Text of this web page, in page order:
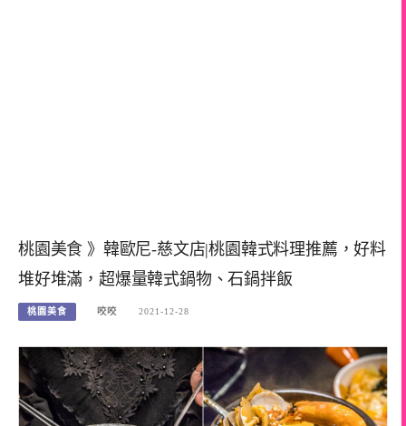
桃園美食 》韓歐尼-慈文店|桃園韓式料理推薦，好料
堆好堆滿，超爆量韓式鍋物、石鍋拌飯
桃園美食 咬咬 2021-12-28